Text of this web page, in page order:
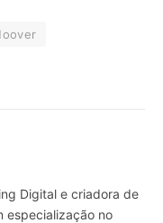
Digital e criadora de
especialização no